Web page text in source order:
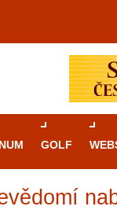
GOLF
hrami v